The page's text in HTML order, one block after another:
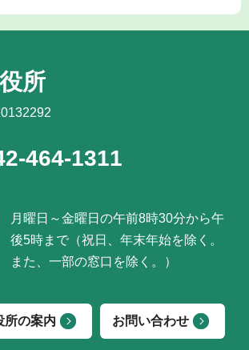
所
464-1311
月曜日～金曜日の午前8時30分から午
後5時まで（祝日、年末年始を除く。
また、一部の窓口を除く。）
所の案内 お問い合わせ